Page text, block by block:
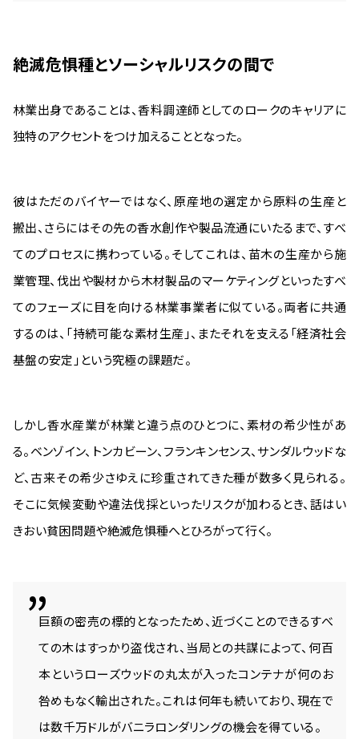
絶滅危惧種とソーシャルリスクの間で
林業出身であることは、香料調達師としてのロークのキャリアに
独特のアクセントをつけ加えることとなった。
彼はただのバイヤーではなく、原産地の選定から原料の生産と
搬出、さらにはその先の香水創作や製品流通にいたるまで、すべ
てのプロセスに携わっている。そしてこれは、苗木の生産から施
業管理、伐出や製材から木材製品のマーケティングといったすべ
てのフェーズに目を向ける林業事業者に似ている。両者に共通
するのは、「持続可能な素材生産」、またそれを支える「経済社会
基盤の安定」という究極の課題だ。
しかし香水産業が林業と違う点のひとつに、素材の希少性があ
る。ベンゾイン、トンカビーン、フランキンセンス、サンダルウッドな
ど、古来その希少さゆえに珍重されてきた種が数多く見られる。
そこに気候変動や違法伐採といったリスクが加わるとき、話はい
きおい貧困問題や絶滅危惧種へとひろがって行く。
巨額の密売の標的となったため、近づくことのできるすべ
ての木はすっかり盗伐され、当局との共謀によって、何百
本というローズウッドの丸太が入ったコンテナが何のお
咎めもなく輸出された。これは何年も続いており、現在で
は数千万ドルがバニラロンダリングの機会を得ている。